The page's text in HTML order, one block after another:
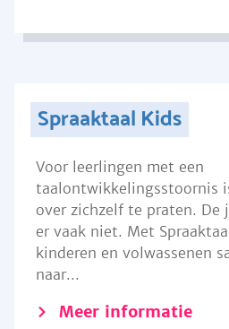
Spraaktaal Kids
Voor leerlingen met een
taalontwikkelingsstoornis
over zichzelf te praten. De
er vaak niet. Met
kinderen en volwassenen
naar...
Meer informatie